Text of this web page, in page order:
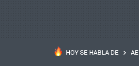
HOY SE HABLA DE